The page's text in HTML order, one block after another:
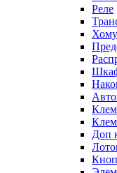
Реле
Доп